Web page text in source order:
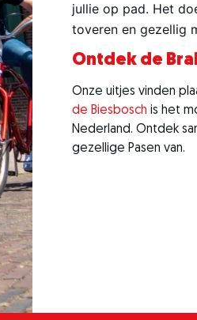
jullie op pad. Het
toveren en gezellig
Ontdek de
Onze uitjes vinden
de Biesbosch is het
Nederland. Ontdek
gezellige Pasen van.